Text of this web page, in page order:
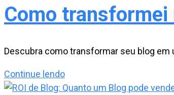
uma
armadilha?
Vender
Custo
Como transformei
Descubra como transformar seu blog em
Continue lendoComo
transformei